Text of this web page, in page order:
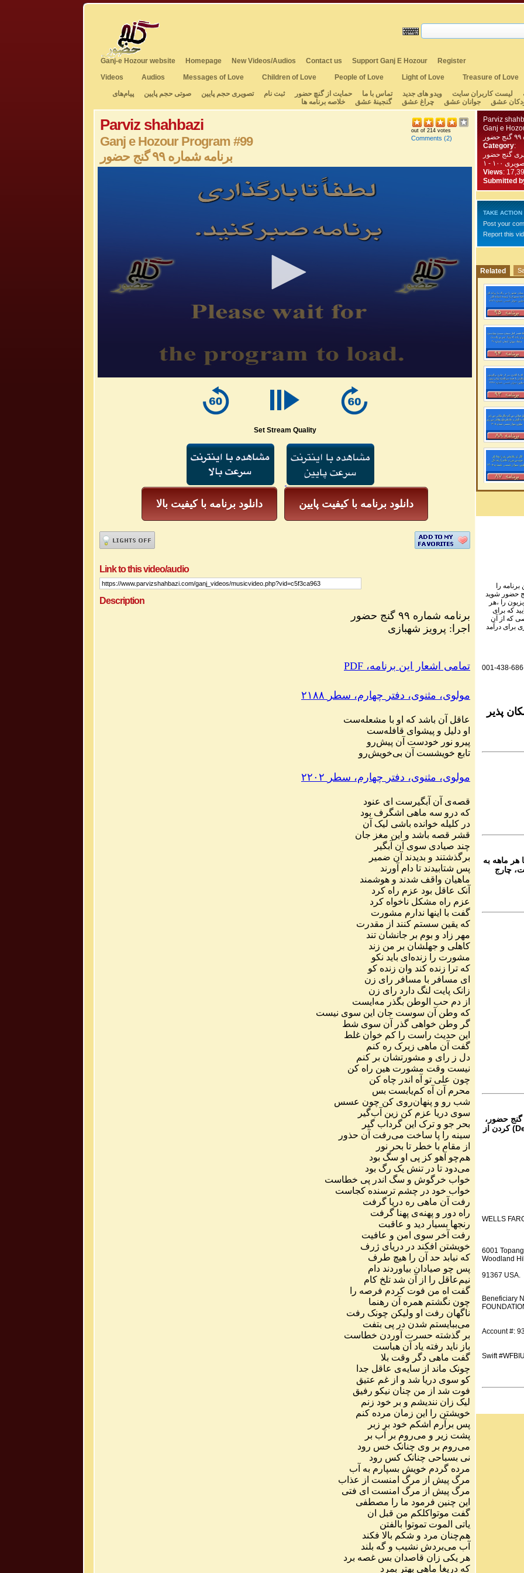
Ganj-e Hozour website Homepage New Videos/Audios Contact us Support Ganj E Hozour
Register
Videos
Audios Messages of Love Children of Love People of Love Light of Love Treasure of Love
لیست کاربران سایت ویدو های جدید تماس با ما حمایت از گنچ حضور ثبت نام تصویری حجم پایین صوتی حجم پایین
پیام‌های
عشق جوانان عشق چراغ عشق گنجینهٔ عشق خلاصه برنامه ها
Parviz shahbazi
Ganj e Hozour Program #99
برنامه شماره ۹۹ گنج حضور
out of 214 votes
Comments (2)
Set Stream Quality
دانلود برنامه با کیفیت بالا دانلود برنامه با کیفیت پایین
Link to this video/audio
Description
برنامه شماره ۹۹ گنج حضور
اجرا: پرویز شهبازی
PDF ،تمامی اشعار این برنامه
مولوی، مثنوی، دفتر چهارم، سطر ۲۱۸۸
عاقل آن باشد که او با مشعلهست
او دلیل و پیشوای قافلهست
پیرو نور خودست آن پیشرو
تابع خویشست آن بیخویشرو
مولوی، مثنوی، دفتر چهارم، سطر ۲۲۰۲
قصهی آن آبگیرست ای عنود
که درو سه ماهی اشگرف بود
در کلیله خوانده باشی لیک آن
قشر قصه باشد و این مغز جان
چند صیادی سوی آن آبگیر
برگذشتند و بدیدند آن ضمیر
پس شتابیدند تا دام آورند
ماهیان واقف شدند و هوشمند
آنک عاقل بود عزم راه کرد
عزم راه مشکل ناخواه کرد
گفت با اینها ندارم مشورت
که یقین سستم کنند از مقدرت
مهر زاد و بوم بر جانشان تند
کاهلی و جهلشان بر من زند
مشورت را زنده ای باید نکو
که ترا زنده کند وان زنده کو
ای مسافر با مسافر رای زن
زانک پایت لنگ دارد رای زن
از دم حب الوطن بگذر مه ایست
که وطن آن سوست جان این سوی نیست
گر وطن خواهی گذر آن سوی شط
این حدیث راست را کم خوان غلط
گفت آن ماهی زیرک ره کنم
دل ز رای و مشورتشان بر کنم
نیست وقت مشورت هین راه کن
چون علی تو آه اندر چاه کن
محرم آن آه کمیابست بس
شب رو و پنهانروی کن چون عسس
سوی دریا عزم کن زین آبگیر
بحر جو و ترک این گرداب گیر
سینه را پا ساخت میرفت آن حذور
از مقام با خطر تا بحر نور
همچو آهو کز پی او سگ بود
میدود تا در تنش یک رگ بود
خواب خرگوش و سگ اندر پی خطاست
خواب خود در چشم ترسنده کجاست
رفت آن ماهی ره دریا گرفت
راه دور و پهنهی پهنا گرفت
رنجها بسیار دید و عاقبت
رفت آخر سوی امن و عافیت
خویشتن افکند در دریای ژرف
که نیابد حد آن را هیچ طرف
پس چو صیادان بیاوردند دام
نیم عاقل را از آن شد تلخ کام
گفت اه من فوت کردم فرصه را
چون نگشتم همره آن رهنما
ناگهان رفت او ولیکن چونک رفت
میببایستم شدن در پی بتفت
بر گذشته حسرت آوردن خطاست
باز ناید رفته یاد آن هباست
گفت ماهی دگر وقت بلا
چونک ماند از سایهی عاقل جدا
کو سوی دریا شد و از غم عتیق
فوت شد از من چنان نیکو رفیق
لیک زان نندیشم و بر خود زنم
خویشتن را این زمان مرده کنم
پس برآرم اشکم خود بر زبر
پشت زیر و میروم بر آب بر
میروم بر وی چنانک خس رود
نی بسباحی چنانک کس رود
مرده گردم خویش بسپارم به آب
مرگ پیش از مرگ امنست از عذاب
مرگ پیش از مرگ امنست ای فتی
این چنین فرمود ما را
مصطفی
گفت موتواکلکم من قبل ان
یاتی الموت تموتوا بالفتن
همچنان مرد و شکم بالا فکند
آب میبردش نشیب و گه بلند
هر یکی زان قاصدان بس غصه برد
که دریغا ماهی بهتر بمرد
Parviz
Ganj e
Category:
گنج حضور
Views:
Submitted
TAKE ACTION
Post your
Report this
Related
را
حضور شوید
را ،هر
که برای
که از آن
برای درآمد
001-438-
پذیر
هر ماهه به
چارج
گنج حضور،
از تمام نقاط دنیا غیر از ایران، یا واریز (Deposit) کردن از
WELLS
6001
Woodland
91367 USA.
Beneficiary
Account #:
Swift